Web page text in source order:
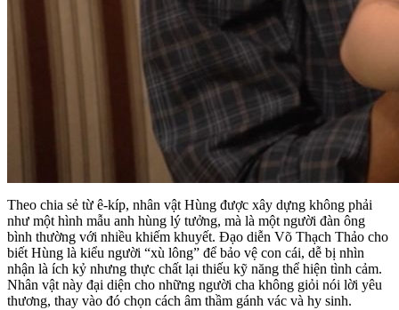
Theo chia sẻ từ ê-kíp, nhân vật Hùng được xây dựng không phải
như một hình mẫu anh hùng lý tưởng, mà là một người đàn ông
bình thường với nhiều khiếm khuyết. Đạo diễn Võ Thạch Thảo cho
biết Hùng là kiểu người “xù lông” để bảo vệ con cái, dễ bị nhìn
nhận là ích kỷ nhưng thực chất lại thiếu kỹ năng thể hiện tình cảm.
Nhân vật này đại diện cho những người cha không giỏi nói lời yêu
thương, thay vào đó chọn cách âm thầm gánh vác và hy sinh.